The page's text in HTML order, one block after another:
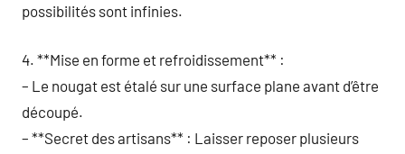
possibilités sont infinies.
4. **Mise en forme et refroidissement** :
– Le nougat est étalé sur une surface plane avant d’être
découpé.
– **Secret des artisans** : Laisser reposer plusieurs